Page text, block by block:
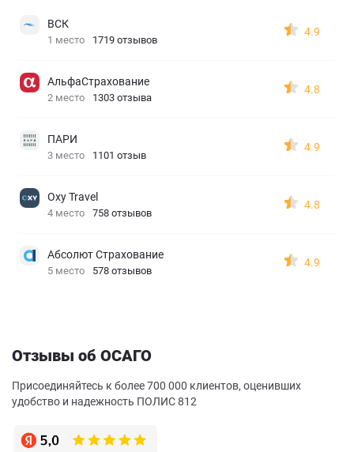
ВСК
1 место 1719 отзывов
4.9
АльфаСтрахование
2 место 1303 отзыва
4.8
ПАРИ
3 место 1101 отзыв
4.9
Oxy Travel
4 место 758 отзывов
4.8
Абсолют Страхование
5 место 578 отзывов
4.9
Отзывы об ОСАГО
Присоединяйтесь к более 700 000 клиентов, оценивших
удобство и надежность ПОЛИС 812